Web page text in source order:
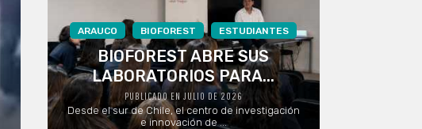
ARAUCO BIOFOREST ESTUDIANTES
BIOFOREST ABRE SUS
LABORATORIOS PARA...
PUBLICADO EN JULIO DE 2026
Desde el sur de Chile, el centro de investigación
e innovación de ...